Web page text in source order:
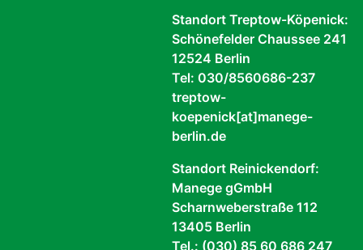
Standort Treptow-Köpenick:
Schönefelder Chaussee 241
12524 Berlin
Tel: 030/8560686-237
treptow-
koepenick[at]manege-
berlin.de
Standort Reinickendorf:
Manege gGmbH
Scharnweberstraße 112
13405 Berlin
Tel.: (030) 85 60 686 247